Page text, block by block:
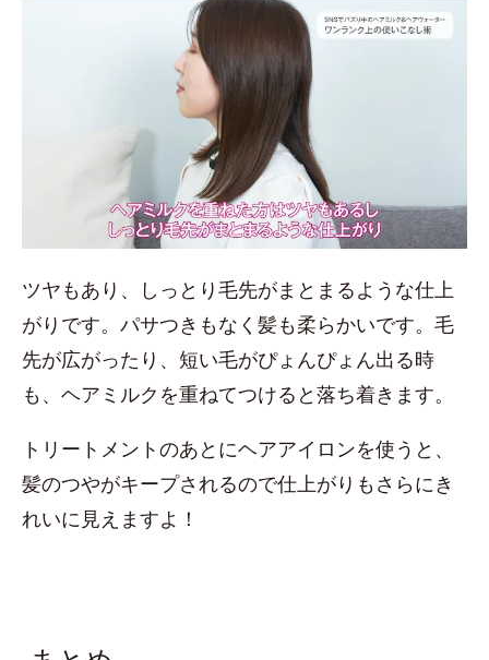
ツヤもあり、しっとり毛先がまとまるような仕上
がりです。パサつきもなく髪も柔らかいです。毛
先が広がったり、短い毛がぴょんぴょん出る時
も、ヘアミルクを重ねてつけると落ち着きます。
トリートメントのあとにヘアアイロンを使うと、
髪のつやがキープされるので仕上がりもさらにき
れいに見えますよ！